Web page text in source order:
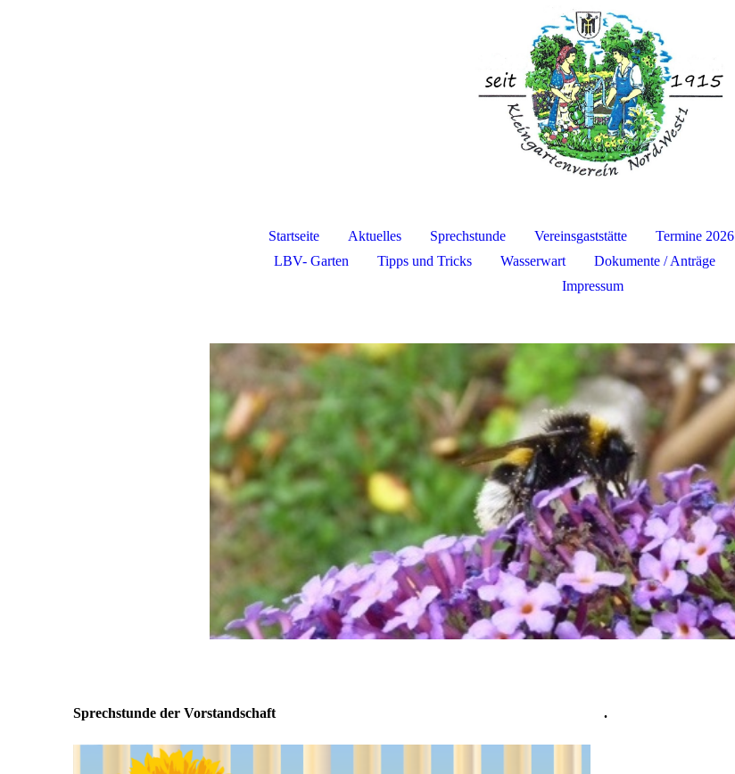
Startseite Aktuelles Sprechstunde Vereinsgaststätte Termine 2026
LBV- Garten
Tipps und Tricks Wasserwart Dokumente / Anträge
Impressum
Sprechstunde der Vorstandschaft .